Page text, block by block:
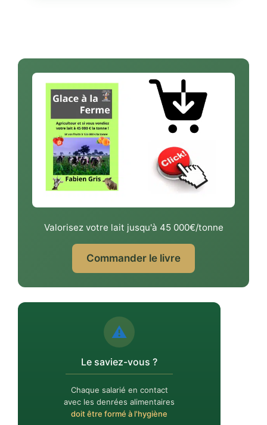
Valorisez votre lait jusqu'à 45 000€/tonne
Commander le livre
⚠️
Le saviez-vous ?
Chaque salarié en contact
avec les denrées alimentaires
doit être formé à l'hygiène